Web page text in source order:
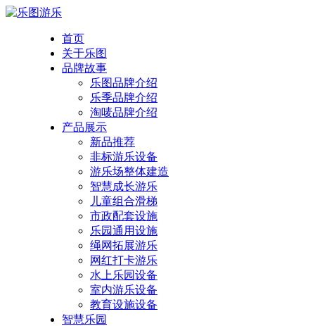
首页
关于乐图
品牌故事
乐图品牌介绍
乐季品牌介绍
淘唛品牌介绍
产品展示
新品推荐
非标游乐设备
游乐场整体建造
智慧成长游乐
儿童组合滑梯
市政配套设施
乐园通用设施
绳网拓展游乐
网红打卡游乐
水上乐园设备
室内游乐设备
教育设施设备
智慧乐园